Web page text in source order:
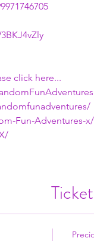
click here...
Fun-Adventures-x/